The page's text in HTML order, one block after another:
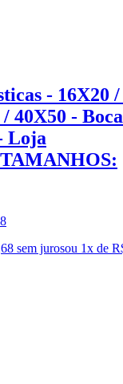
- 16X20
40X50 -
Loja
sem jurosou 1x de